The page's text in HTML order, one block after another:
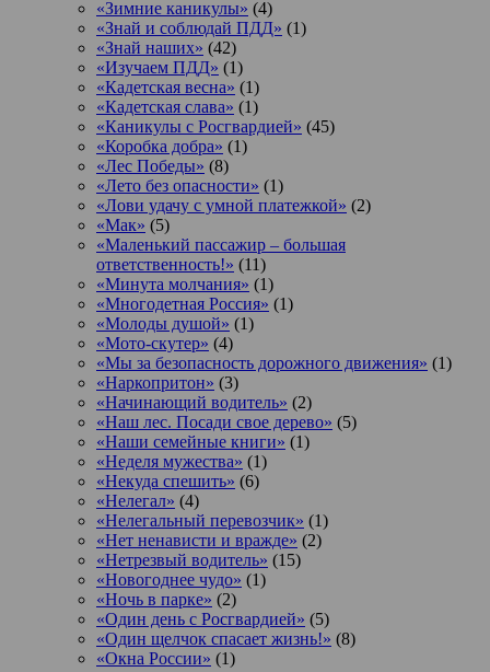
«Зимние каникулы» (4)
«Знай и соблюдай ПДД» (1)
«Знай наших» (42)
«Изучаем ПДД» (1)
«Кадетская весна» (1)
«Кадетская слава» (1)
«Каникулы с Росгвардией» (45)
«Коробка добра» (1)
«Лес Победы» (8)
«Лето без опасности» (1)
«Лови удачу с умной платежкой» (2)
«Мак» (5)
«Маленький пассажир – большая
ответственность!» (11)
«Минута молчания» (1)
«Многодетная Россия» (1)
«Молоды душой» (1)
«Мото-скутер» (4)
«Мы за безопасность дорожного движения» (1)
«Наркопритон» (3)
«Начинающий водитель» (2)
«Наш лес. Посади свое дерево» (5)
«Наши семейные книги» (1)
«Неделя мужества» (1)
«Некуда спешить» (6)
«Нелегал» (4)
«Нелегальный перевозчик» (1)
«Нет ненависти и вражде» (2)
«Нетрезвый водитель» (15)
«Новогоднее чудо» (1)
«Ночь в парке» (2)
«Один день с Росгвардией» (5)
«Один щелчок спасает жизнь!» (8)
«Окна России» (1)